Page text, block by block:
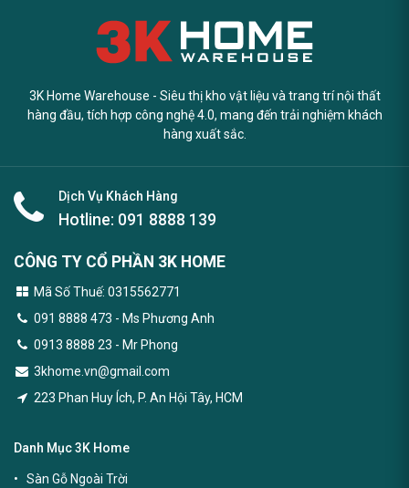
3K Home Warehouse - Siêu thị kho vật liệu và trang trí nội thất
hàng đầu, tích hợp công nghệ 4.0, mang đến trải nghiệm khách
hàng xuất sắc.
Dịch Vụ Khách Hàng
Hotline: 091 8888 139
CÔNG TY CỔ PHẦN 3K HOME
Mã Số Thuế: 0315562771
091 8888 473 - Ms Phương Anh
0913 8888 23 - Mr Phong
3khome.vn@gmail.com
223 Phan Huy Ích, P. An Hội Tây, HCM
Danh Mục 3K Home
Sàn Gỗ Ngoài Trời